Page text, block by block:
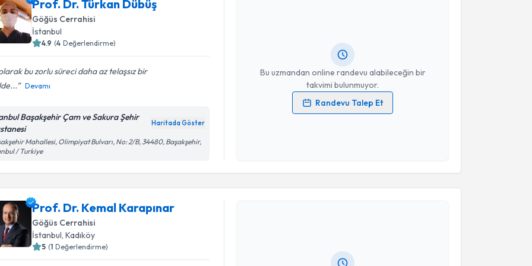
Prof. Dr. Türkan Dübüş
Göğüs Cerrahisi
İstanbul
4.9 (4 Değerlendirme)
bu zorlu süreci daha az telaşsız bir
Devamı
Başakşehir Çam ve Sakura Şehir
Haritada Göster
Mahallesi, Olimpiyat Bulvarı, No: 2/B, 34480, Başakşehir,
/ Turkiye
Bu uzmandan online randevu alabileceğin bir
takvimi bulunmuyor.
Randevu Talep Et
Kişisel verilerimin işlenmesine ilişkinAydınlatma Metni
Takvim Talebini Gönder
Prof. Dr. Kemal Karapınar
Göğüs Cerrahisi
İstanbul , Kadıköy
5 (1 Değerlendirme)